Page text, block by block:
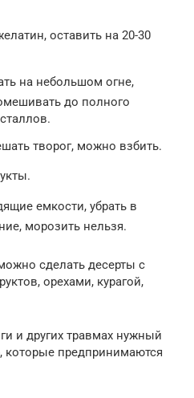
оставить на 20-30
на небольшом огне,
до полного
творог, можно взбить.
емкости, убрать в
морозить нельзя.
сделать десерты с
орехами, курагой,
и других травмах нужный
которые предпринимаются